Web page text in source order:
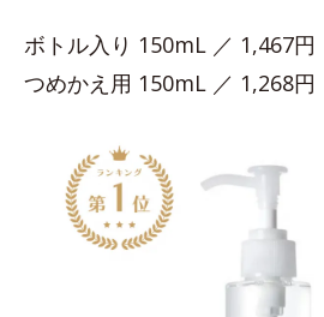
ボトル入り 150mL ／ 1,467円
つめかえ用 150mL ／ 1,268円